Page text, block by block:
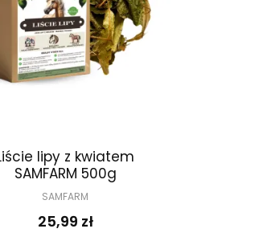
lipy z kwiatem
SAMFARM 500g
SAMFARM
25,99 zł